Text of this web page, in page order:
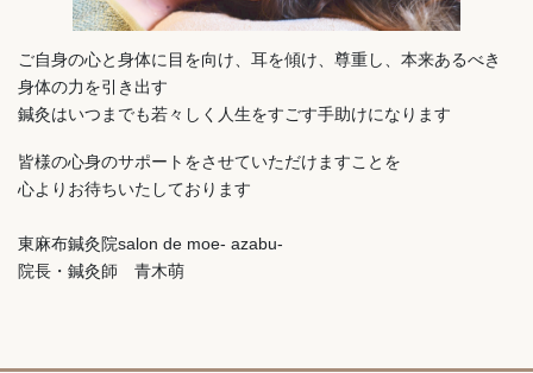
ご自身の心と身体に目を向け、耳を傾け、尊重し、本来あるべき
身体の力を引き出す
鍼灸はいつまでも若々しく人生をすごす手助けになります
皆様の心身のサポートをさせていただけますことを
心よりお待ちいたしております
東麻布鍼灸院salon de moe- azabu-
院長・鍼灸師 青木萌